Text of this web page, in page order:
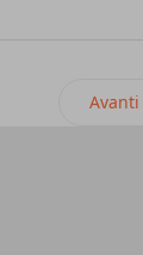
Avanti